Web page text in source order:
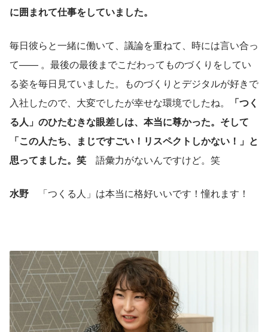
に囲まれて仕事をしていました。
毎日彼らと一緒に働いて、議論を重ねて、時には言い合っ
て—— 。最後の最後までこだわってものづくりをしてい
る姿を毎日見ていました。ものづくりとデジタルが好きで
入社したので、大変でしたが幸せな環境でしたね。
「つく
る人」のひたむきな眼差しは、本当に尊かった。そして
「この人たち、まじですごい！リスペクトしかない！」と
思ってました。笑 語彙力がないんですけど。笑
水野 「つくる人」は本当に格好いいです！憧れます！